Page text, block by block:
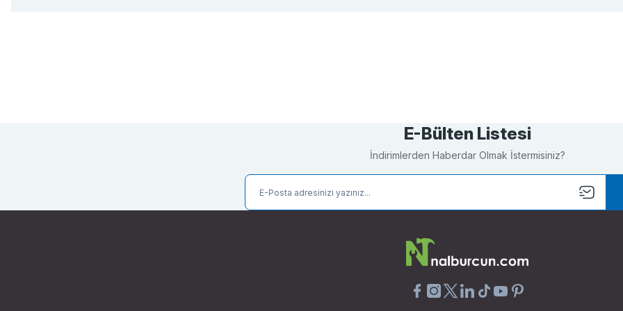
E-Bülten Listesi
İndirimlerden Haberdar Olmak İstermisiniz?